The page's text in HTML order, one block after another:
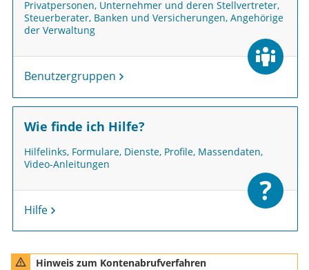
Privatpersonen, Unternehmer und deren Stellvertreter,
Steuerberater, Banken und Versicherungen, Angehörige
der Verwaltung
Benutzergruppen
Wie finde ich Hilfe?
Hilfelinks, Formulare, Dienste, Profile, Massendaten,
Video-Anleitungen
Hilfe
Hinweis zum Kontenabrufverfahren
Kontenabrufverfahren - Grafik Warndreieck